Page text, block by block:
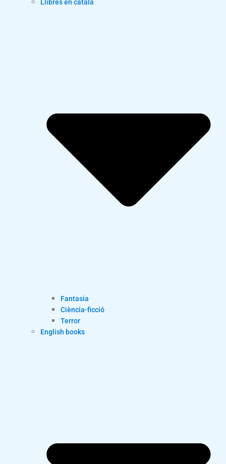
Llibres en català
Fantasia
Ciència-ficció
Terror
English books